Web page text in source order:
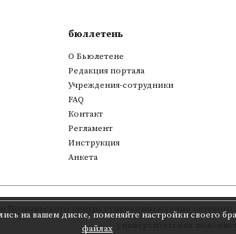
на вашем диске, поменяйте настройки своего
файлах
бюллетень
О Бьюлетене
Редакция портала
Учреждения-сотрудники
FAQ
Контакт
Регламент
Инструкция
Анкета
Познаньского центра суперкомпьютерно-сетевого